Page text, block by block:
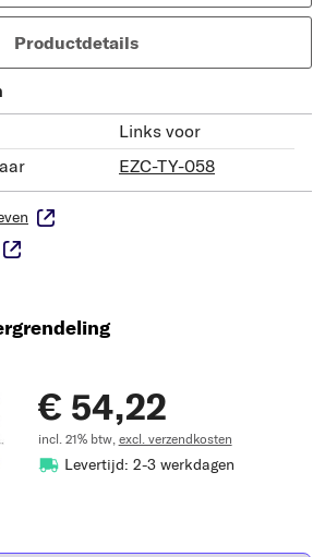
Productdetails
Links voor
EZC-TY-058
€ 54,22
incl. 21% btw, excl. verzendkosten
Levertijd: 2-3 werkdagen